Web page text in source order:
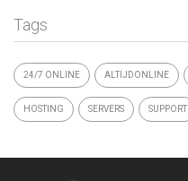
Tags
24/7 ONLINE ALTIJDONLINE
HOSTING SERVERS SUPPORT